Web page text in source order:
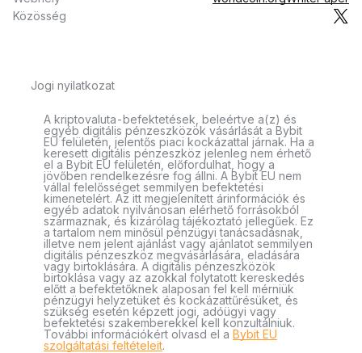
Közösség
Jogi nyilatkozat
A kriptovaluta-befektetések, beleértve a(z) és
egyéb digitális pénzeszközök vásárlását a Bybit
EU felületén, jelentős piaci kockázattal járnak. Ha a
keresett digitális pénzeszköz jelenleg nem érhető
el a Bybit EU felületén, előfordulhat, hogy a
jövőben rendelkezésre fog állni. A Bybit EU nem
vállal felelősséget semmilyen befektetési
kimenetelért. Az itt megjelenített árinformációk és
egyéb adatok nyilvánosan elérhető forrásokból
származnak, és kizárólag tájékoztató jellegűek. Ez
a tartalom nem minősül pénzügyi tanácsadásnak,
illetve nem jelent ajánlást vagy ajánlatot semmilyen
digitális pénzeszköz megvásárlására, eladására
vagy birtoklására. A digitális pénzeszközök
birtoklása vagy az azokkal folytatott kereskedés
előtt a befektetőknek alaposan fel kell mérniük
pénzügyi helyzetüket és kockázattűrésüket, és
szükség esetén képzett jogi, adóügyi vagy
befektetési szakemberekkel kell konzultálniuk.
További információkért olvasd el a Bybit EU
szolgáltatási feltételeit.